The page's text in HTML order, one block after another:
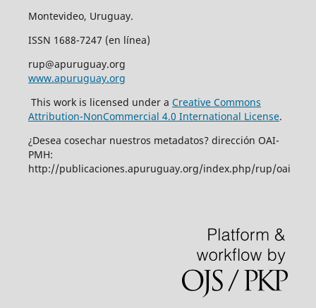
Montevideo, Uruguay.
ISSN 1688-7247 (en línea)
rup@apuruguay.org
www.apuruguay.org
This work is licensed under a Creative Commons
Attribution-NonCommercial 4.0 International License.
¿Desea cosechar nuestros metadatos? dirección OAI-
PMH:
http://publicaciones.apuruguay.org/index.php/rup/oai